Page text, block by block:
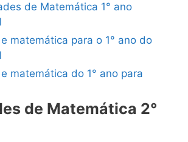
de Matemática 1° ano
matemática para o 1° ano do
matemática do 1° ano para
de Matemática 2°